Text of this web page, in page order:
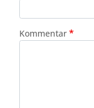
Kommentar